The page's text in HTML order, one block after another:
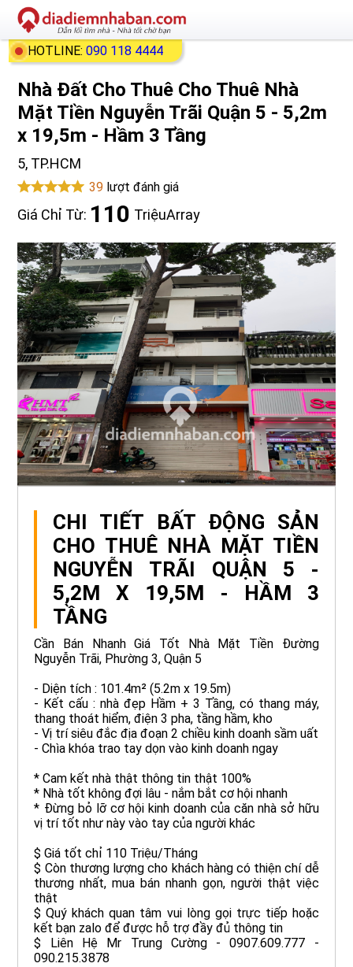
HOTLINE:090 118 4444
Nhà Đất Cho Thuê Cho Thuê Nhà
Mặt Tiền Nguyễn Trãi Quận 5 - 5,2m
x 19,5m - Hầm 3 Tầng
5, TP.HCM
39 lượt đánh giá
Giá Chỉ Từ: 110 TriệuArray
CHI TIẾT BẤT ĐỘNG SẢN
CHO THUÊ NHÀ MẶT TIỀN
NGUYỄN TRÃI QUẬN 5 -
5,2M X 19,5M - HẦM 3
TẦNG
Cần Bán Nhanh Giá Tốt Nhà Mặt Tiền Đường
Nguyễn Trãi, Phường 3, Quận 5
- Diện tích : 101.4m² (5.2m x 19.5m)
- Kết cấu : nhà đẹp Hầm + 3 Tầng, có thang máy,
thang thoát hiểm, điện 3 pha, tầng hầm, kho
- Vị trí siêu đắc địa đoạn 2 chiều kinh doanh sầm uất
- Chìa khóa trao tay dọn vào kinh doanh ngay
* Cam kết nhà thật thông tin thật 100%
* Nhà tốt không đợi lâu - nắm bắt cơ hội nhanh
* Đừng bỏ lỡ cơ hội kinh doanh của căn nhà sở hữu
vị trí tốt như này vào tay của người khác
$ Giá tốt chỉ 110 Triệu/Tháng
$ Còn thương lượng cho khách hàng có thiện chí dễ
thương nhất, mua bán nhanh gọn, người thật việc
thật
$ Quý khách quan tâm vui lòng gọi trực tiếp hoặc
kết bạn zalo để được hỗ trợ đầy đủ thông tin
$ Liên Hệ Mr Trung Cường - 0907.609.777 -
090.215.3878